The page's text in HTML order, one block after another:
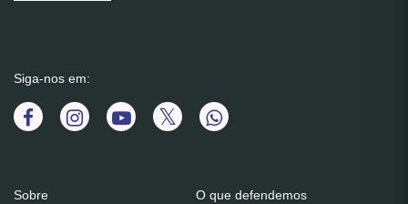
Siga-nos em:
Sobre O que defendemos